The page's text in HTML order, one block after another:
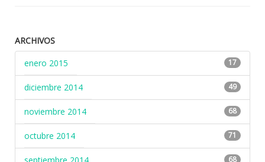
ARCHIVOS
enero 2015
17
diciembre 2014 49
noviembre 2014 68
octubre 2014 71
68